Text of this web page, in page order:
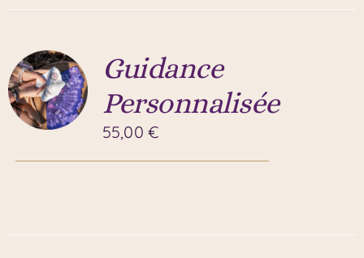
Guidance
Personnalisée
55,00€